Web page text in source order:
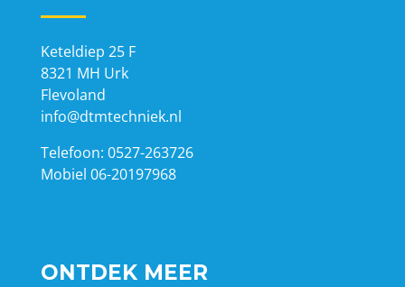
Keteldiep 25 F
8321 MH Urk
Flevoland
info@dtmtechniek.nl
Telefoon: 0527-263726
Mobiel 06-20197968
ONTDEK MEER